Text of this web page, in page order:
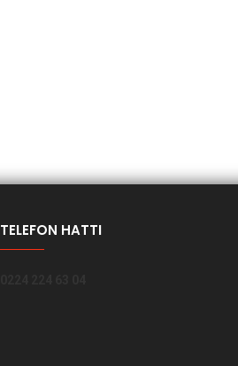
TELEFON HATTI